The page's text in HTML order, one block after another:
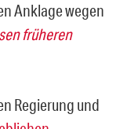
Anklage wegen
früheren
Regierung und